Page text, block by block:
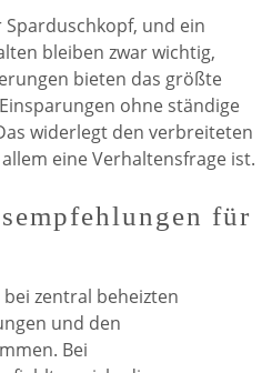
und ein
bleiben zwar wichtig,
bieten das größte
ohne ständige
widerlegt den verbreiteten
eine Verhaltensfrage ist.
für
zentral beheizten
und den
Bei